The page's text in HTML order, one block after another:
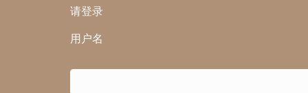
请登录
用户名